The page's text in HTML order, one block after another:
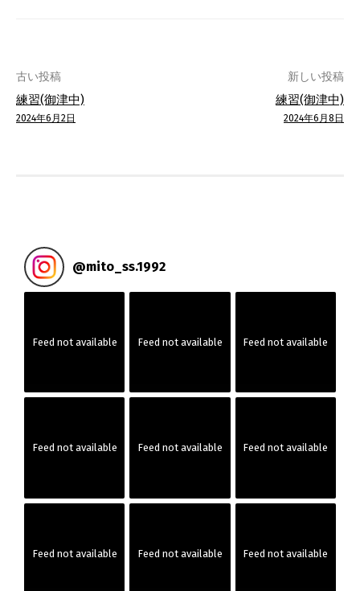
投
稿
ー
シ
ョ
古い投稿
練習(御津中)
2024年6月2日
新しい投稿
練習(御津中)
2024年6月8日
@mito_ss.1992
Feed not available Feed not available Feed not available
Feed not available Feed not available Feed not available
Feed not available Feed not available Feed not available